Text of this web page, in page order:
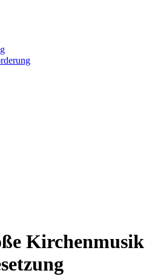
Kirchenmusik